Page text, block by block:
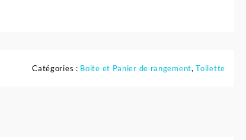
Catégories : Boite et Panier de rangement,Toilette